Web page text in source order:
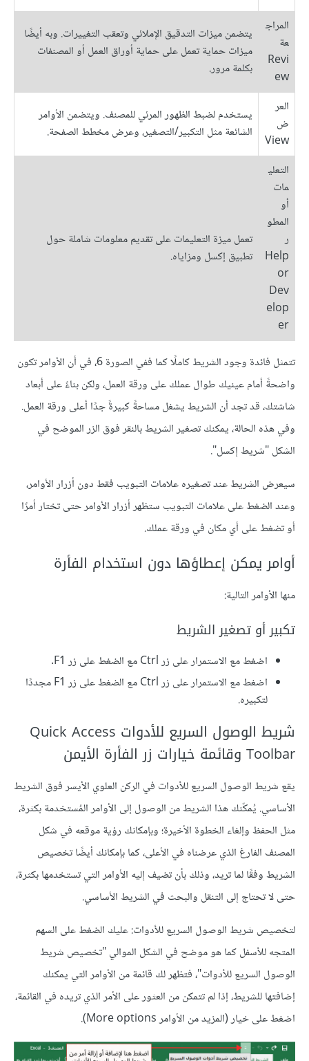
المراج
عة
Revi
ew
يتضمن ميزات التدقيق الإملائي وتعقب التغييرات. وبه أيضًا
ميزات حماية تعمل على حماية أوراق العمل أو المصنفات
بكلمة مرور.
العر
ض
View
يستخدم لضبط الظهور المرئي للمصنف. ويتضمن الأوامر
الشائعة مثل التكبير/التصغير، وعرض مخطط الصفحة.
التعلي
مات
أو
المطو
ر
Help
or
Dev
elop
er
تعمل ميزة التعليمات على تقديم معلومات شاملة حول
تطبيق إكسل ومزاياه.
تتمثل فائدة وجود الشريط كاملًا كما ففي الصورة 6، في أن الأوامر تكون
واضحةً أمام عينيك طوال عملك على ورقة العمل، ولكن بناءً على أبعاد
شاشتك، قد تجد أن الشريط يشغل مساحةً كبيرةً جدًا أعلى ورقة العمل.
وفي هذه الحالة، يمكنك تصغير الشريط بالنقر فوق الزر الموضح في
الشكل "شريط إكسل".
سيعرض الشريط عند تصغيره علامات التبويب فقط دون أزرار الأوامر،
وعند الضغط على علامات التبويب ستظهر أزرار الأوامر حتى تختار أمرًا
أو تضغط على أي مكان في ورقة عملك.
أوامر يمكن إعطاؤها دون استخدام الفأرة
منها الأوامر التالية:
تكبير أو تصغير الشريط
اضغط مع الاستمرار على زر Ctrl مع الضغط على زر F1.
اضغط مع الاستمرار على زر Ctrl مع الضغط على زر F1 مجددًا
لتكبيره.
شريط الوصول السريع للأدوات Quick Access
Toolbar وقائمة خيارات زر الفأرة الأيمن
يقع شريط الوصول السريع للأدوات في الركن العلوي الأيسر فوق الشريط
الأساسي. يُمكّنك هذا الشريط من الوصول إلى الأوامر المُستخدمة بكثرة،
مثل الحفظ وإلغاء الخطوة الأخيرة؛ وبإمكانك رؤية موقعه في شكل
المصنف الفارغ الذي عرضناه في الأعلى، كما بإمكانك أيضًا تخصيص
الشريط وفقًا لما تريد، وذلك بأن تضيف إليه الأوامر التي تستخدمها بكثرة،
حتى لا تحتاج إلى التنقل والبحث في الشريط الأساسي.
لتخصيص شريط الوصول السريع للأدوات: عليك الضغط على السهم
المتجه للأسفل كما هو موضح في الشكل الموالي "تخصيص شريط
الوصول السريع للأدوات"، فتظهر لك قائمة من الأوامر التي يمكنك
إضافتها للشريط، إذا لم تتمكن من العثور على الأمر الذي تريده في القائمة،
اضغط على خيار (المزيد من الأوامر More options).